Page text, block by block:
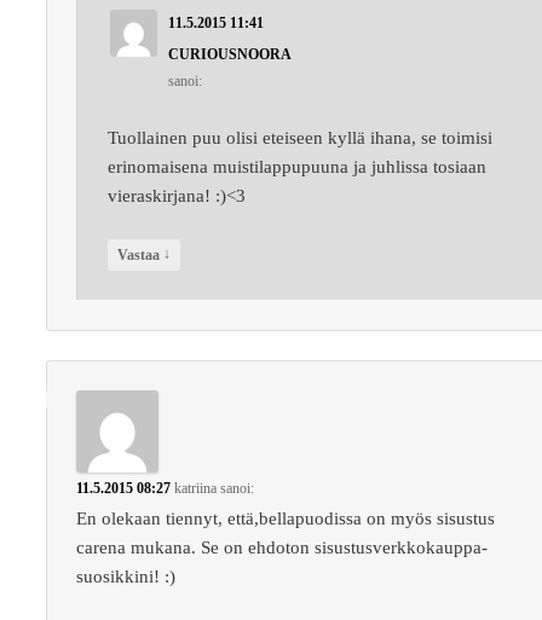
11.5.2015 11:41
CURIOUSNOORA
sanoi:
Tuollainen puu olisi eteiseen kyllä ihana, se toimisi
erinomaisena muistilappupuuna ja juhlissa tosiaan
vieraskirjana! :)<3
Vastaa ↓
11.5.2015 08:27 katriina sanoi:
En olekaan tiennyt, että,bellapuodissa on myös sisustus
carena mukana. Se on ehdoton sisustusverkkokauppa-
suosikkini! :)